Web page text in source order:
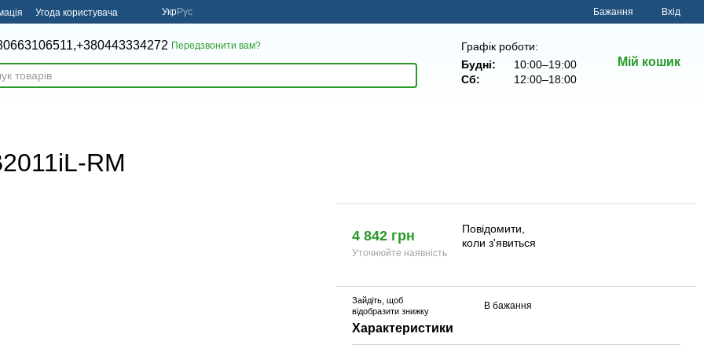
Угода користувача УкрРус Бажання Вхід
+380443334272 Передзвонити вам?
Графік роботи:
Будні:
10:00–19:00
Сб:
12:00–18:00
Мій кошик
RM
4 842 грн
Уточнюйте наявність
Повідомити,
коли з'явиться
Зайдіть , щоб
відобразити знижку
В бажання
Характеристики